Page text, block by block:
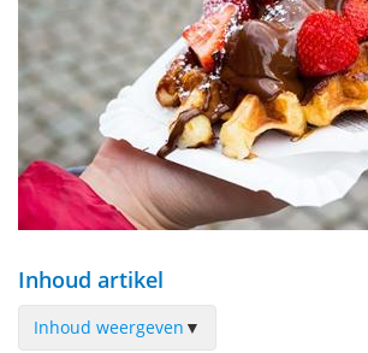
Inhoud artikel
Inhoud weergeven ▼